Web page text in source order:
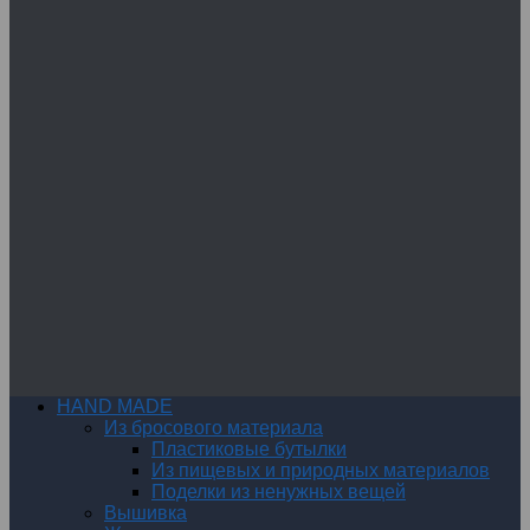
HAND MADE
Из бросового материала
Пластиковые бутылки
Из пищевых и природных материалов
Поделки из ненужных вещей
Вышивка